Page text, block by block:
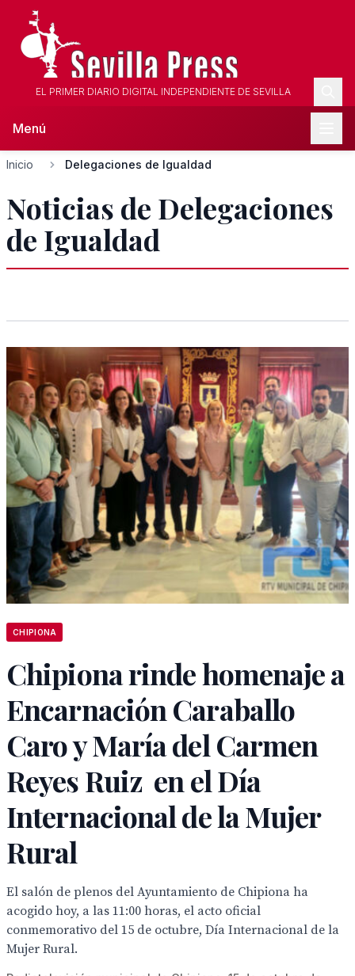
EL PRIMER DIARIO DIGITAL INDEPENDIENTE DE SEVILLA
Menú
Inicio Delegaciones de Igualdad
Noticias de Delegaciones
de Igualdad
CHIPIONA
Chipiona rinde homenaje a
Encarnación Caraballo
Caro y María del Carmen
Reyes Ruiz en el Día
Internacional de la Mujer
Rural
El salón de plenos del Ayuntamiento de Chipiona ha
acogido hoy, a las 11:00 horas, el acto oficial
conmemorativo del 15 de octubre, Día Internacional de la
Mujer Rural.